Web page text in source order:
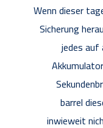
Wenn dieser
Sicherung
jedes auf
barrel
inwieweit